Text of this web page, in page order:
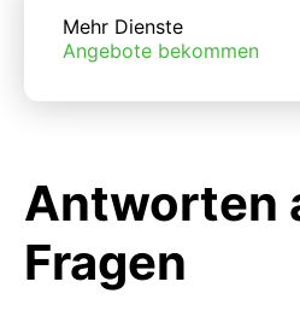
Mehr Dienste
Angebote bekommen
Antworten
Fragen